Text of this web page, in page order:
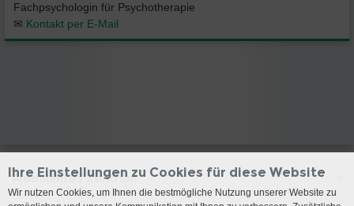
Fachpsychologin für Psychotherapie
✉ Kontakt per E-Mail
Ambulantes Zentrum
Ihre Einstellungen zu Cookies für diese Website
Wir nutzen Cookies, um Ihnen die bestmögliche Nutzung unserer Website zu